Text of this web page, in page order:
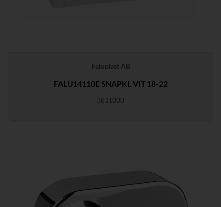
Faluplast AB
FALU14110E SNAPKL VIT 18-22
3811000